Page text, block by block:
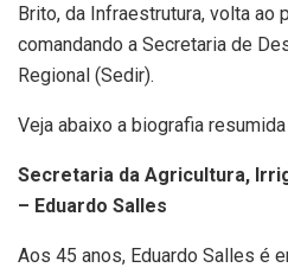
Brito, da Infraestrutura, volta ao
comandando a Secretaria de
Regional (Sedir).
Veja abaixo a biografia
Secretaria da Agricultura,
– Eduardo Salles
Aos 45 anos, Eduardo Salles é